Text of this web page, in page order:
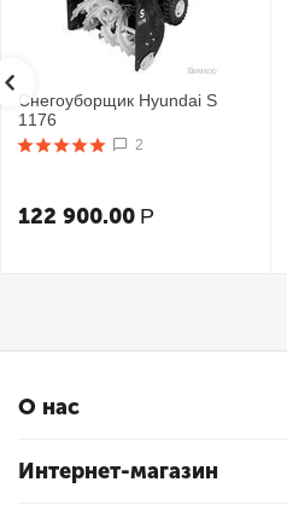
Снегоуборщик Hyundai S
1176
2
122 900.00 Р
О нас
Интернет-магазин